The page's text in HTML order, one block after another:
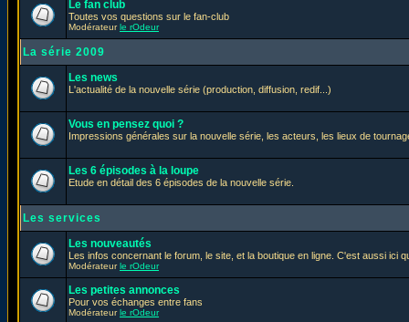
Le fan club
Toutes vos questions sur le fan-club
Modérateurle rOdeur
La série 2009
Les news
L'actualité de la nouvelle série (production, diffusion, redif...)
Vous en pensez quoi ?
Impressions générales sur la nouvelle série, les acteurs, les lieux de
Les 6 épisodes à la loupe
Etude en détail des 6 épisodes de la nouvelle série.
Les services
Les nouveautés
Les infos concernant le forum, le site, et la boutique en ligne. C'est aussi ici
Modérateurle rOdeur
Les petites annonces
Pour vos échanges entre fans
Modérateurle rOdeur